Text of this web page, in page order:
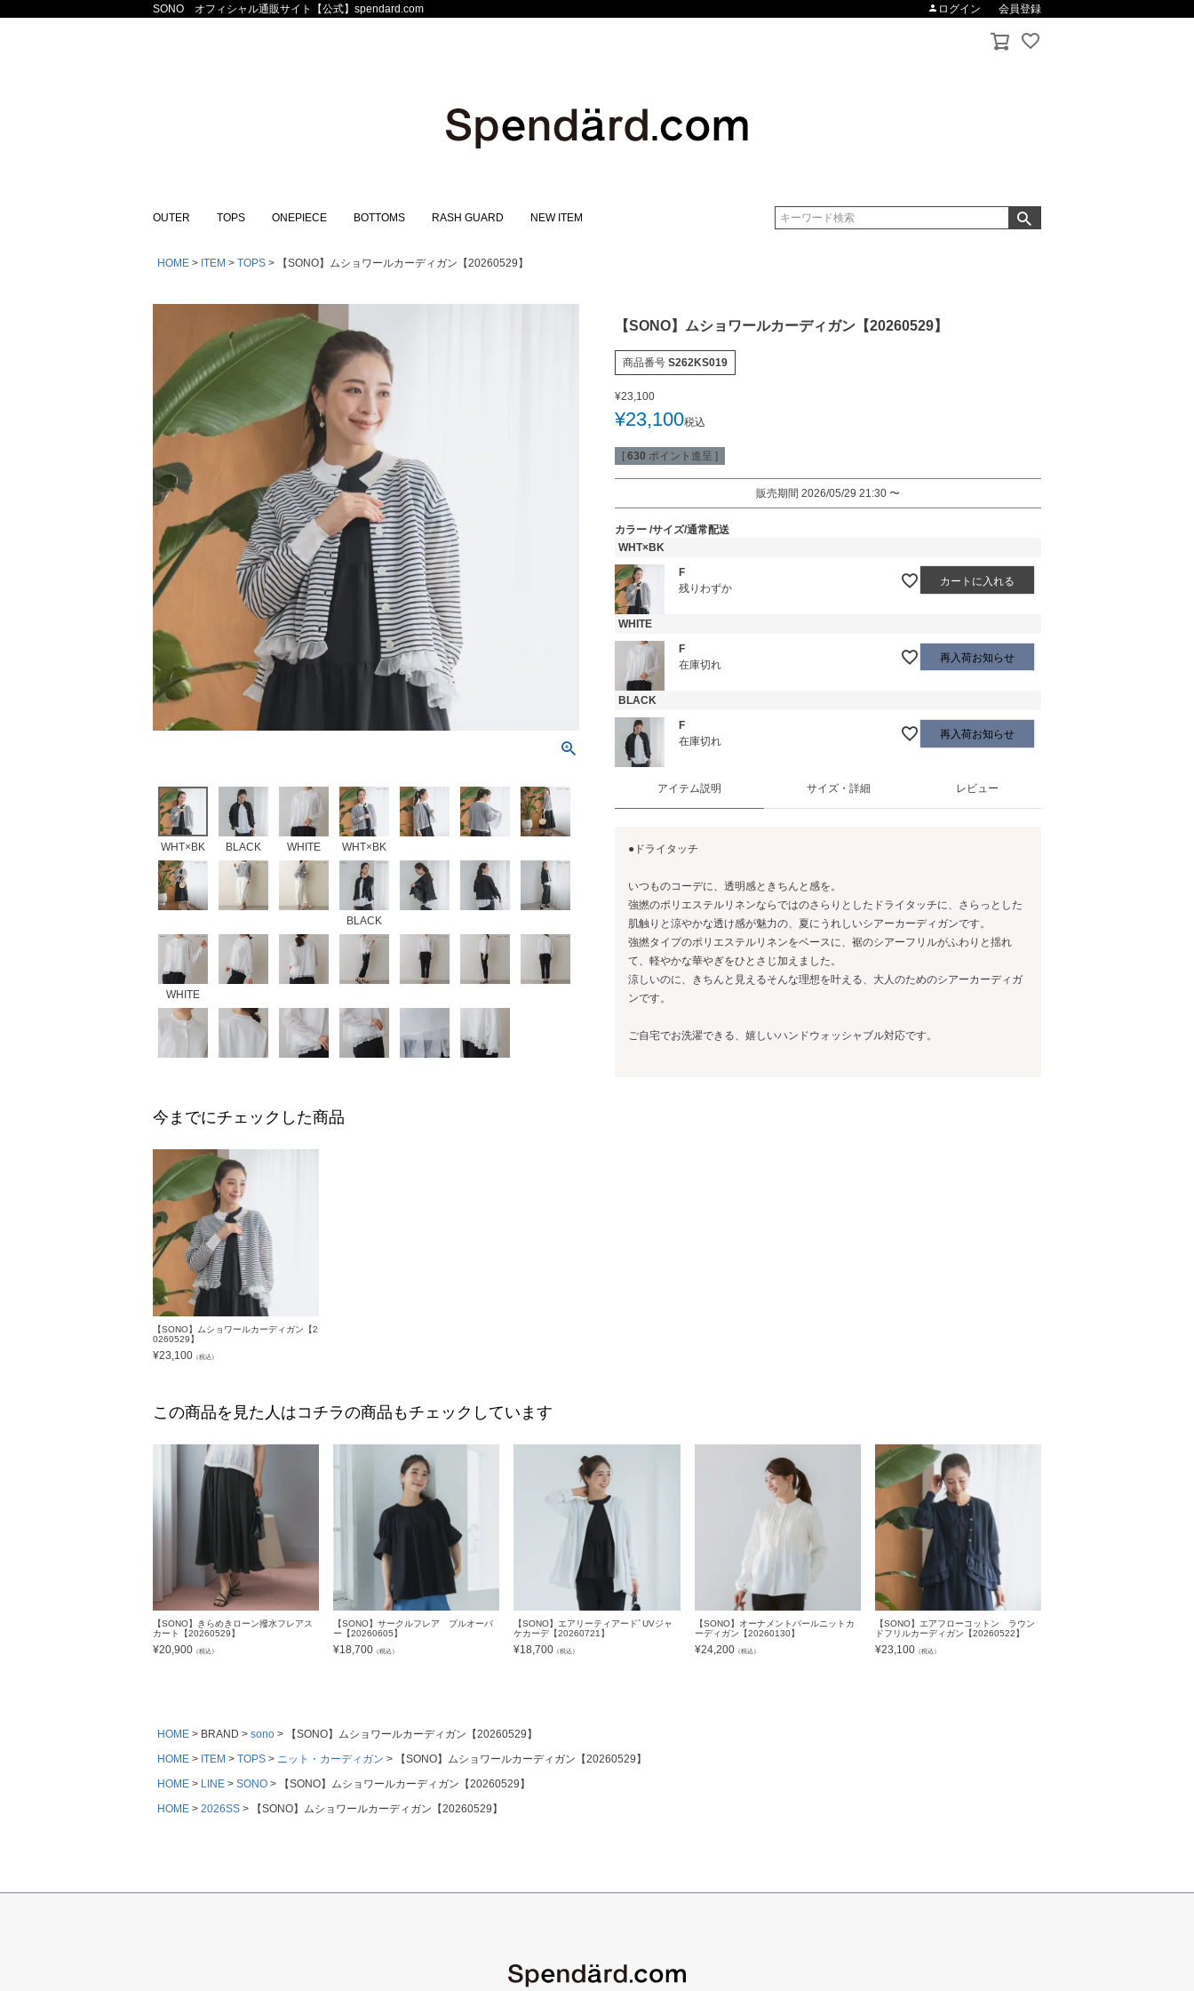
SONO オフィシャル通販サイト【公式】spendard.com ログイン 会員登録
OUTER TOPS ONEPIECE BOTTOMS RASH GUARD NEW ITEM
検索
HOME ITEM TOPS 【SONO】ムショワールカーディガン【20260529】
WHT×BK BLACK WHITE WHT×BK
BLACK
WHITE
【SONO】ムショワールカーディガン【20260529】
商品番号 S262KS019
¥23,100
¥23,100税込
[ 630 ポイント進呈 ]
販売期間 2026/05/29 21:30 〜
カラー サイズ/通常配送
WHT×BK
F
残りわずか
カートに入れる
WHITE
F
在庫切れ
再入荷お知らせ
BLACK
F
在庫切れ
再入荷お知らせ
アイテム説明 サイズ・詳細 レビュー
●ドライタッチ
いつものコーデに、透明感ときちんと感を。
強撚のポリエステルリネンならではのさらりとしたドライタッチに、さらっとした
肌触りと涼やかな透け感が魅力の、夏にうれしいシアーカーディガンです。
強撚タイプのポリエステルリネンをベースに、裾のシアーフリルがふわりと揺れ
て、軽やかな華やぎをひとさじ加えました。
涼しいのに、きちんと見えるそんな理想を叶える、大人のためのシアーカーディガ
ンです。
ご自宅でお洗濯できる、嬉しいハンドウォッシャブル対応です。
今までにチェックした商品
【SONO】ムショワールカーディガン【2
0260529】
¥23,100 （税込）
この商品を見た人はコチラの商品もチェックしています
【SONO】きらめきローン撥水フレアス
カート【20260529】
¥20,900 （税込）
【SONO】サークルフレア プルオーバ
ー【20260605】
¥18,700 （税込）
【SONO】エアリーティアードﾞUVジャ
ケカーデ【20260721】
¥18,700 （税込）
【SONO】オーナメントパールニットカ
ーディガン【20260130】
¥24,200（税込）
【SONO】エアフローコットン ラウン
ドフリルカーディガン【20260522】
¥23,100（税込）
HOME BRAND sono
【SONO】ムショワールカーディガン【20260529】
HOME
ITEM TOPS ニット・カーディガン
【SONO】ムショワールカーディガン【20260529】
HOME
LINE SONO
【SONO】ムショワールカーディガン【20260529】
HOME
2026SS 【SONO】ムショワールカーディガン【20260529】